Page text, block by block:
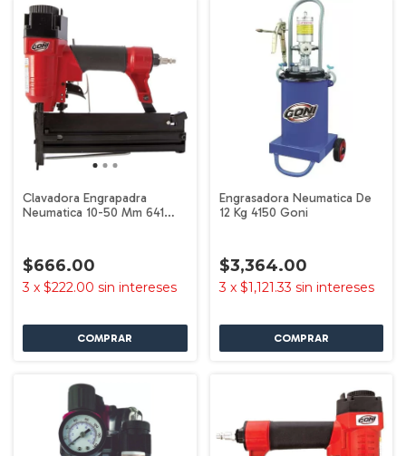
Clavadora Engrapadra
Neumatica 10-50 Mm 641
$666.00
3 x $222.00 sin intereses
Engrasadora Neumatica De
12 Kg 4150 Goni
$3,364.00
3 x $1,121.33 sin intereses